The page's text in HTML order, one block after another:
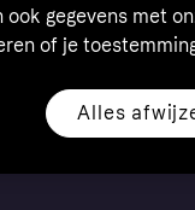
46, 111 34
ook gegevens met
of je
Alles